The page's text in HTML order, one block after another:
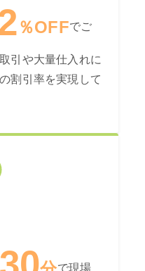
％OFFでご
引や大量仕入れに
割引率を実現して
で現場